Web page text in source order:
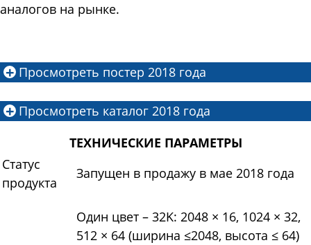
аналогов на рынке.
Просмотреть постер 2018 года
Просмотреть каталог 2018 года
ТЕХНИЧЕСКИЕ ПАРАМЕТРЫ
Статус
продукта
Запущен в продажу в мае 2018 года
Один цвет – 32K: 2048 × 16, 1024 × 32,
512 × 64 (ширина ≤2048, высота ≤ 64)